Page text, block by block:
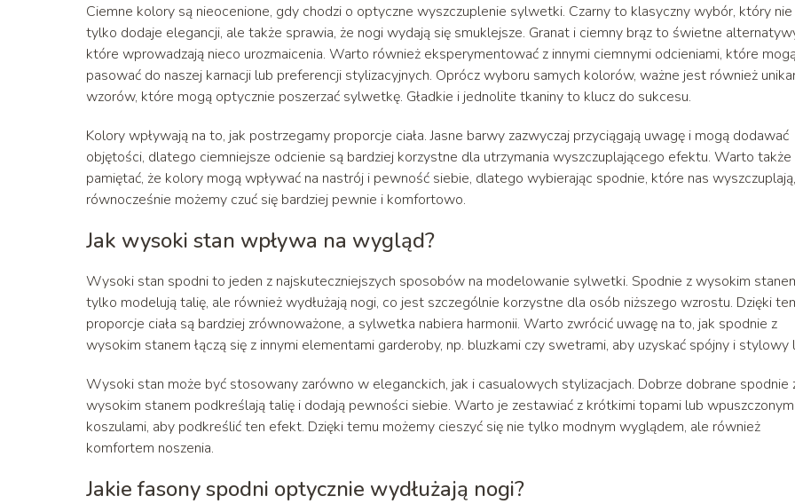
Ciemne kolory są nieocenione, gdy chodzi o optyczne wyszczuplenie sylwetki. Czarny to klasyczny wybór, który nie
tylko dodaje elegancji, ale także sprawia, że nogi wydają się smuklejsze. Granat i ciemny brąz to świetne
które wprowadzają nieco urozmaicenia. Warto również eksperymentować z innymi ciemnymi odcieniami, które
pasować do naszej karnacji lub preferencji stylizacyjnych. Oprócz wyboru samych kolorów, ważne jest również
wzorów, które mogą optycznie poszerzać sylwetkę. Gładkie i jednolite tkaniny to klucz do sukcesu.
Kolory wpływają na to, jak postrzegamy proporcje ciała. Jasne barwy zazwyczaj przyciągają uwagę i mogą dodawać
objętości, dlatego ciemniejsze odcienie są bardziej korzystne dla utrzymania wyszczuplającego efektu. Warto także
pamiętać, że kolory mogą wpływać na nastrój i pewność siebie, dlatego wybierając spodnie, które nas wyszczuplają,
równocześnie możemy czuć się bardziej pewnie i komfortowo.
Jak wysoki stan wpływa na wygląd?
Wysoki stan spodni to jeden z najskuteczniejszych sposobów na modelowanie sylwetki. Spodnie z wysokim
tylko modelują talię, ale również wydłużają nogi, co jest szczególnie korzystne dla osób niższego wzrostu. Dzięki
proporcje ciała są bardziej zrównoważone, a sylwetka nabiera harmonii. Warto zwrócić uwagę na to, jak spodnie z
wysokim stanem łączą się z innymi elementami garderoby, np. bluzkami czy swetrami, aby uzyskać spójny i stylowy
Wysoki stan może być stosowany zarówno w eleganckich, jak i casualowych stylizacjach. Dobrze dobrane spodnie
wysokim stanem podkreślają talię i dodają pewności siebie. Warto je zestawiać z krótkimi topami lub
koszulami, aby podkreślić ten efekt. Dzięki temu możemy cieszyć się nie tylko modnym wyglądem, ale również
komfortem noszenia.
Jakie fasony spodni optycznie wydłużają nogi?